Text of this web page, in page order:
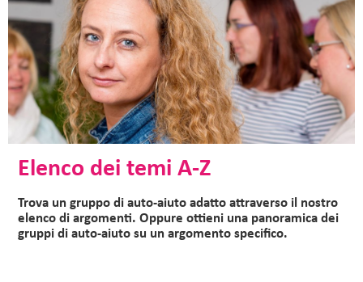
Elenco dei temi A-Z
Trova un gruppo di auto-aiuto adatto attraverso il nostro
elenco di argomenti. Oppure ottieni una panoramica dei
gruppi di auto-aiuto su un argomento specifico.